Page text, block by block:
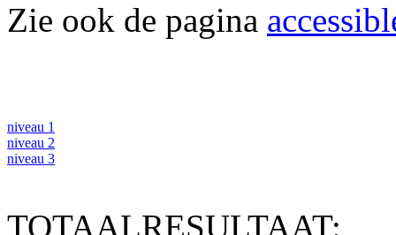
Zie ook de pagina
niveau 1
niveau 2
niveau 3
TOTAALRESULTAAT: